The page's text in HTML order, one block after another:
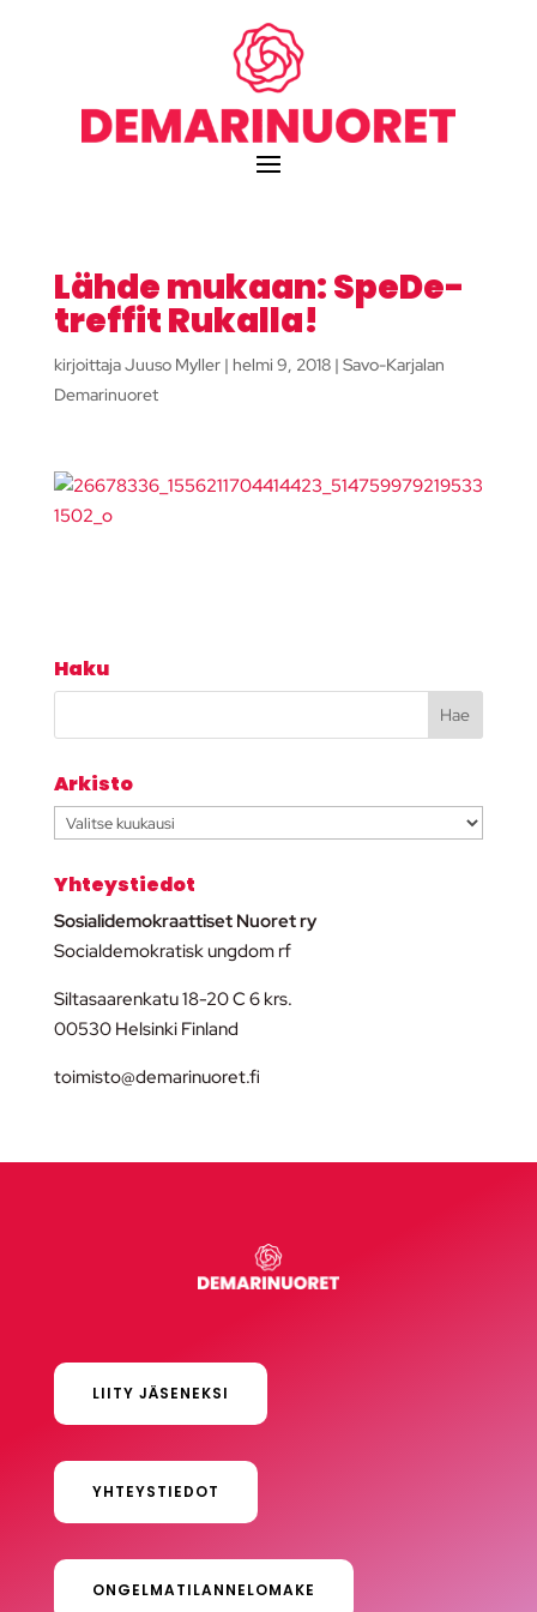
Lähde mukaan: SpeDe-
treffit Rukalla!
kirjoittajaJuuso Myller| helmi 9, 2018| Savo-Karjalan
Demarinuoret
Haku
Arkisto
Arkisto
Yhteystiedot
Sosialidemokraattiset Nuoret ry
Socialdemokratisk ungdom rf
Siltasaarenkatu 18-20 C 6 krs.
00530 Helsinki Finland
toimisto@demarinuoret.fi
LIITY JÄSENEKSI
YHTEYSTIEDOT
ONGELMATILANNELOMAKE